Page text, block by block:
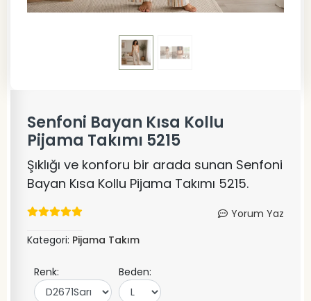
Senfoni Bayan Kısa Kollu
Pijama Takımı 5215
Şıklığı ve konforu bir arada sunan Senfoni
Bayan Kısa Kollu Pijama Takımı 5215.
Yorum Yaz
Kategori: Pijama Takım
Renk: Beden: